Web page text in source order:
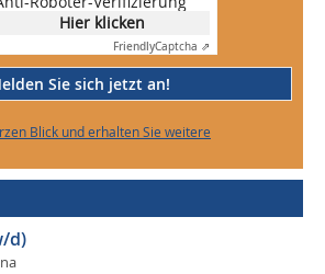
Hier klicken
FriendlyCaptcha ⇗
Sie sich jetzt an!
Blick und erhalten Sie weitere
d)